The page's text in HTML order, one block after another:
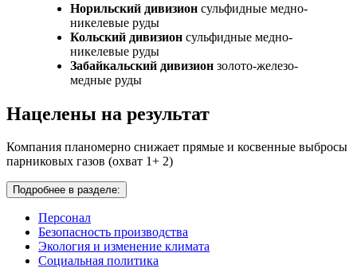
Норильский дивизион сульфидные медно-
никелевые руды
Кольский дивизион сульфидные медно-
никелевые руды
Забайкальский дивизион золото-железо-
медные руды
Нацелены на результат
Компания планомерно снижает прямые и косвенные выбросы
парниковых газов (охват 1+ 2)
Подробнее в разделе:
Персонал
Безопасность производства
Экология и изменение климата
Социальная политика